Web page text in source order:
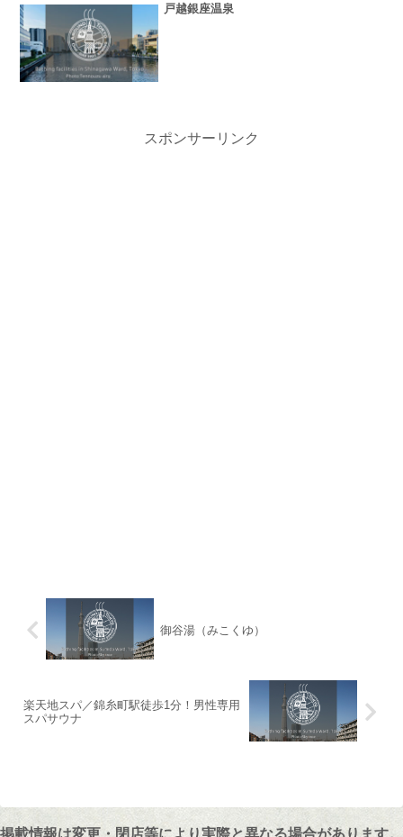
戸越銀座温泉
スポンサーリンク
御谷湯（みこくゆ）
楽天地スパ／錦糸町駅徒歩1分！男性専用
スパサウナ